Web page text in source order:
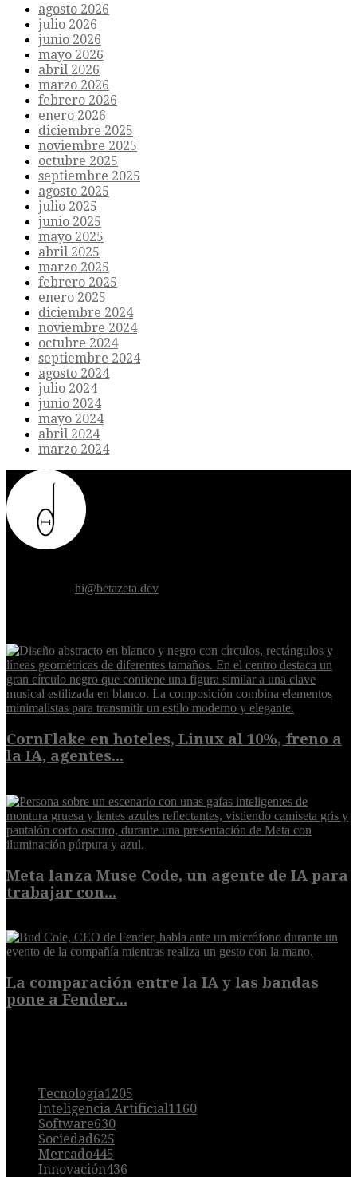
agosto 2026
julio 2026
junio 2026
mayo 2026
abril 2026
marzo 2026
febrero 2026
enero 2026
diciembre 2025
noviembre 2025
octubre 2025
septiembre 2025
agosto 2025
julio 2025
junio 2025
mayo 2025
abril 2025
marzo 2025
febrero 2025
enero 2025
diciembre 2024
noviembre 2024
octubre 2024
septiembre 2024
agosto 2024
julio 2024
junio 2024
mayo 2024
abril 2024
marzo 2024
hi@betazeta.dev
CornFlake en hoteles, Linux al 10%, freno a
la IA, agentes...
Meta lanza Muse Code, un agente de IA para
trabajar con...
La comparación entre la IA y las bandas
pone a Fender...
Tecnología1205
Inteligencia Artificial1160
Software630
Sociedad625
Mercado445
Innovación436